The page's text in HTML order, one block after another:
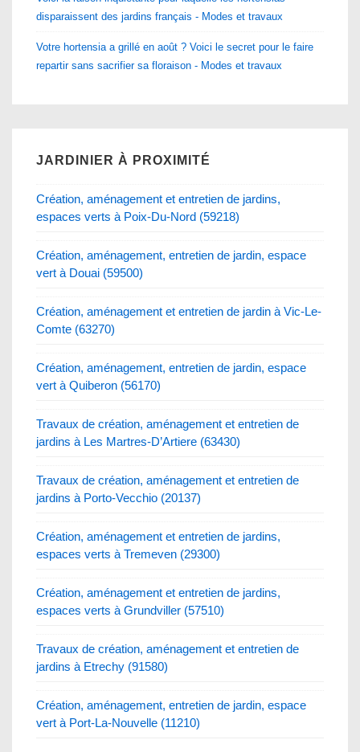
disparaissent des jardins français - Modes et travaux
Votre hortensia a grillé en août ? Voici le secret pour le faire
repartir sans sacrifier sa floraison - Modes et travaux
JARDINIER À PROXIMITÉ
Création, aménagement et entretien de jardins,
espaces verts à Poix-Du-Nord (59218)
Création, aménagement, entretien de jardin, espace
vert à Douai (59500)
Création, aménagement et entretien de jardin à Vic-Le-
Comte (63270)
Création, aménagement, entretien de jardin, espace
vert à Quiberon (56170)
Travaux de création, aménagement et entretien de
jardins à Les Martres-D’Artiere (63430)
Travaux de création, aménagement et entretien de
jardins à Porto-Vecchio (20137)
Création, aménagement et entretien de jardins,
espaces verts à Tremeven (29300)
Création, aménagement et entretien de jardins,
espaces verts à Grundviller (57510)
Travaux de création, aménagement et entretien de
jardins à Etrechy (91580)
Création, aménagement, entretien de jardin, espace
vert à Port-La-Nouvelle (11210)